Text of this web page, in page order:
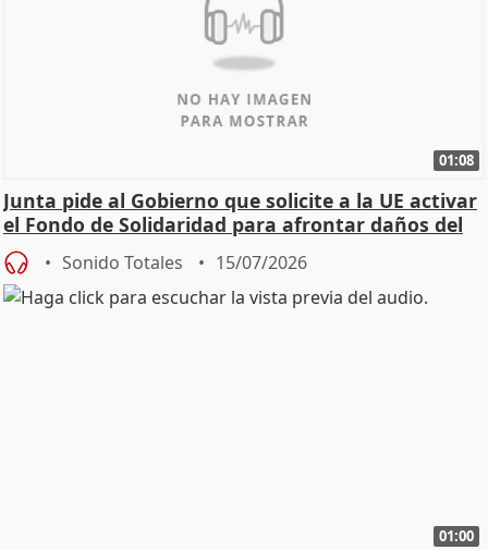
01:08
Junta pide al Gobierno que solicite a la UE activar
el Fondo de Solidaridad para afrontar daños del
Sonido Totales 15/07/2026
01:00